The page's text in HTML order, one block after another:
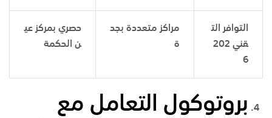
التوافر الت
قني 202
6
مراكز متعددة بجد
ة
حصري بمركز عي
ن الحكمة
بروتوكول التعامل مع